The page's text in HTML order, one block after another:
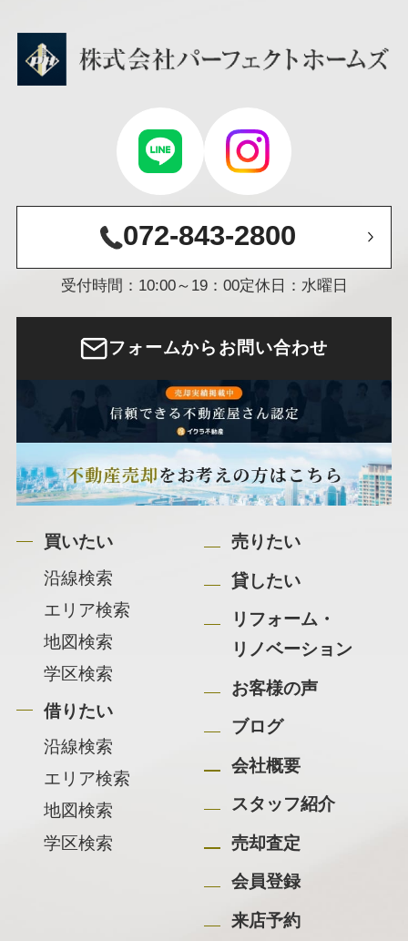
072-843-2800
受付時間：10:00～19：00定休日：水曜日
フォームからお問い合わせ
買いたい
沿線検索
エリア検索
地図検索
学区検索
借りたい
沿線検索
エリア検索
地図検索
学区検索
売りたい
貸したい
リフォーム・
リノベーション
お客様の声
ブログ
会社概要
スタッフ紹介
売却査定
会員登録
来店予約